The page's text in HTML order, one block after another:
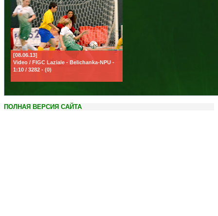
[08.06.13]
Video / FIGC Laziale - Belichanka-NPU -
1:10 / 3282 - (0)
ПОЛНАЯ ВЕРСИЯ САЙТА